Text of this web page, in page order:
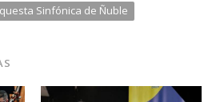
Sinfónica de Ñuble